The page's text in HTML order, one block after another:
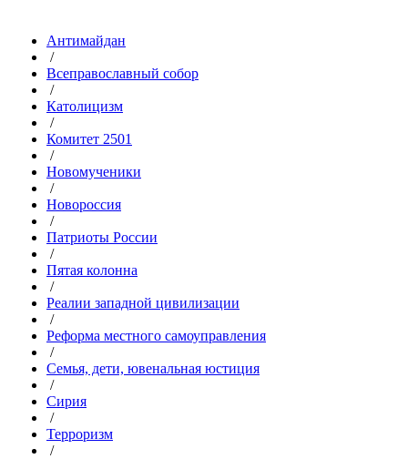
Антимайдан
/
Всеправославный собор
/
Католицизм
/
Комитет 2501
/
Новомученики
/
Новороссия
/
Патриоты России
/
Пятая колонна
/
Реалии западной цивилизации
/
Реформа местного самоуправления
/
Семья, дети, ювенальная юстиция
/
Сирия
/
Терроризм
/